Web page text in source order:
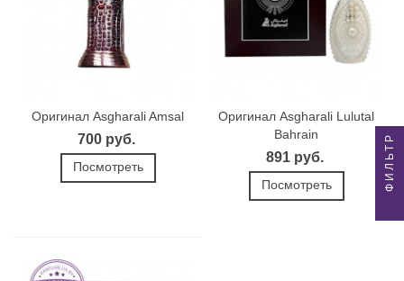
Оригинал Asgharali Amsal
700 руб.
Посмотреть
Оригинал Asgharali Lulutal
Bahrain
891 руб.
Посмотреть ФИЛЬТР